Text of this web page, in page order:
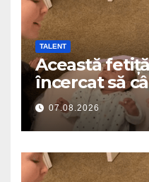
TALENT
Această
încercat să
ei… și a topit
inimi
07.08.2026